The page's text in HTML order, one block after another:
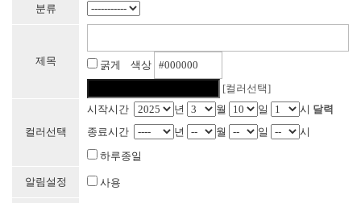
분류
제목
굵게 색상
[컬러선택]
컬러선택
시작시간 년 월 일 시 달력
종료시간
년 월 일
시
하루종일
알림설정 사용